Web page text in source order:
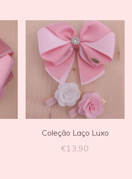
Coleção Laço Luxo
€13,90